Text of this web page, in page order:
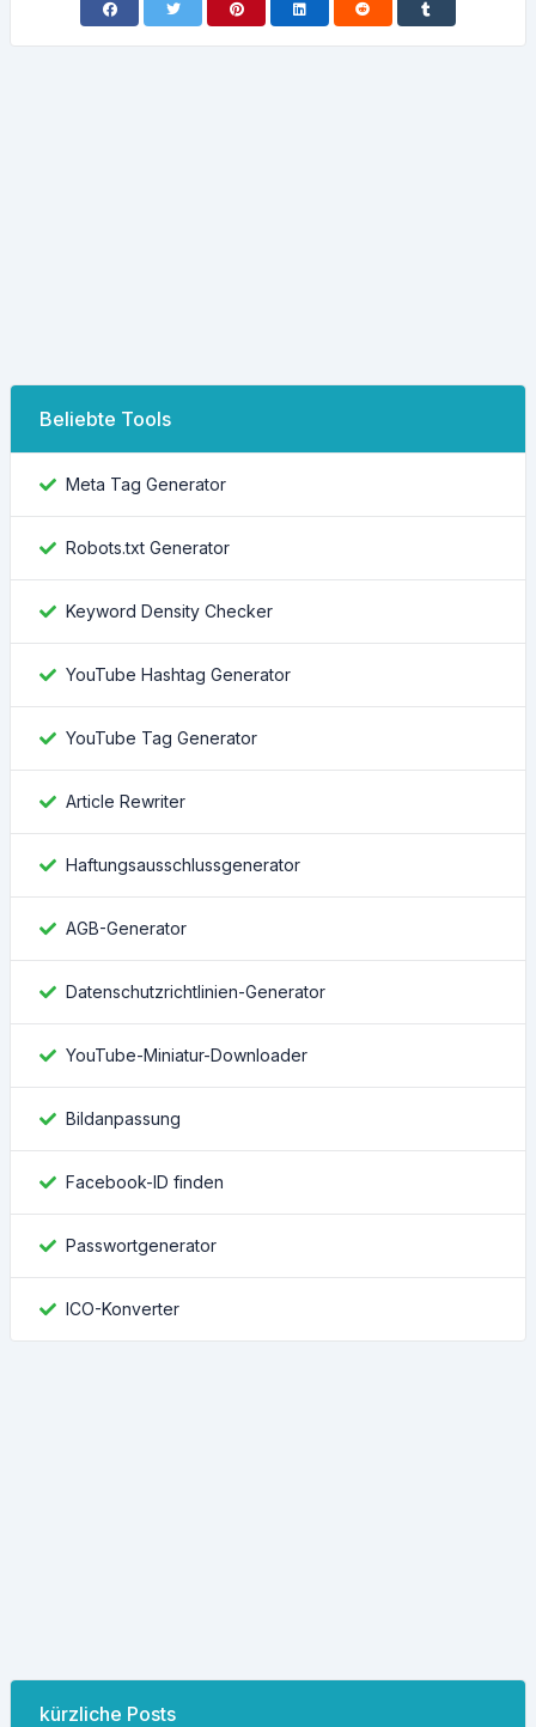
Beliebte Tools
Meta Tag Generator
Robots.txt Generator
Keyword Density Checker
YouTube Hashtag Generator
YouTube Tag Generator
Article Rewriter
Haftungsausschlussgenerator
AGB-Generator
Datenschutzrichtlinien-Generator
YouTube-Miniatur-Downloader
Bildanpassung
Facebook-ID finden
Passwortgenerator
ICO-Konverter
kürzliche Posts